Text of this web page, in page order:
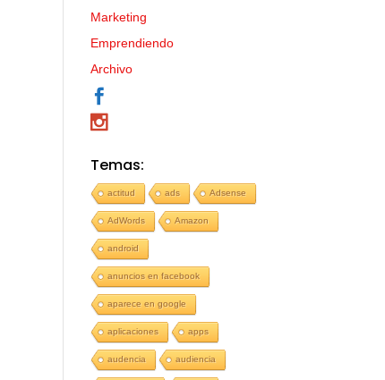
Marketing
Emprendiendo
Archivo
Temas:
actitud ads Adsense
AdWords Amazon
android
anuncios en facebook
aparece en google
aplicaciones apps
audencia audiencia